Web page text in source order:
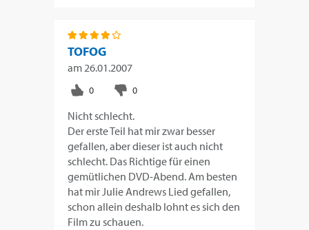
TOFOG
am26.01.2007
Nicht schlecht.
Der erste Teil hat mir zwar besser
gefallen, aber dieser ist auch nicht
schlecht. Das Richtige für einen
gemütlichen DVD-Abend. Am besten
hat mir Julie Andrews Lied gefallen,
schon allein deshalb lohnt es sich den
Film zu schauen.